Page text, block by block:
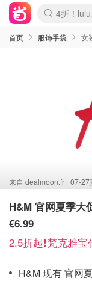
Boticinal
4折！
还没结束
Joybuy变
速领！
疑似霸哥
Zalando
Moncler
Coach
首页 服饰手袋 女
来自 dealmoon.fr 07-27
H&M 官网夏季大
€6.99
2.5折起❗️梵克雅
H&M 现有 官网